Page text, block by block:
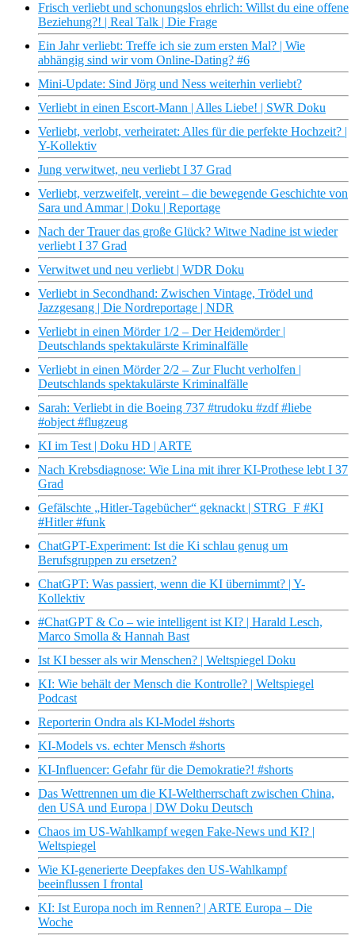
Frisch verliebt und schonungslos ehrlich: Willst du eine offene
Beziehung?! | Real Talk | Die Frage
Ein Jahr verliebt: Treffe ich sie zum ersten Mal? | Wie
abhängig sind wir vom Online-Dating? #6
Mini-Update: Sind Jörg und Ness weiterhin verliebt?
Verliebt in einen Escort-Mann | Alles Liebe! | SWR Doku
Verliebt, verlobt, verheiratet: Alles für die perfekte Hochzeit? |
Y-Kollektiv
Jung verwitwet, neu verliebt I 37 Grad
Verliebt, verzweifelt, vereint – die bewegende Geschichte von
Sara und Ammar | Doku | Reportage
Nach der Trauer das große Glück? Witwe Nadine ist wieder
verliebt I 37 Grad
Verwitwet und neu verliebt | WDR Doku
Verliebt in Secondhand: Zwischen Vintage, Trödel und
Jazzgesang | Die Nordreportage | NDR
Verliebt in einen Mörder 1/2 – Der Heidemörder |
Deutschlands spektakulärste Kriminalfälle
Verliebt in einen Mörder 2/2 – Zur Flucht verholfen |
Deutschlands spektakulärste Kriminalfälle
Sarah: Verliebt in die Boeing 737 #trudoku #zdf #liebe
#object #flugzeug
KI im Test | Doku HD | ARTE
Nach Krebsdiagnose: Wie Lina mit ihrer KI-Prothese lebt I 37
Grad
Gefälschte „Hitler-Tagebücher“ geknackt | STRG_F #KI
#Hitler #funk
ChatGPT-Experiment: Ist die Ki schlau genug um
Berufsgruppen zu ersetzen?
ChatGPT: Was passiert, wenn die KI übernimmt? | Y-
Kollektiv
#ChatGPT & Co – wie intelligent ist KI? | Harald Lesch,
Marco Smolla & Hannah Bast
Ist KI besser als wir Menschen? | Weltspiegel Doku
KI: Wie behält der Mensch die Kontrolle? | Weltspiegel
Podcast
Reporterin Ondra als KI-Model #shorts
KI-Models vs. echter Mensch #shorts
KI-Influencer: Gefahr für die Demokratie?! #shorts
Das Wettrennen um die KI-Weltherrschaft zwischen China,
den USA und Europa | DW Doku Deutsch
Chaos im US-Wahlkampf wegen Fake-News und KI? |
Weltspiegel
Wie KI-generierte Deepfakes den US-Wahlkampf
beeinflussen I frontal
KI: Ist Europa noch im Rennen? | ARTE Europa – Die
Woche